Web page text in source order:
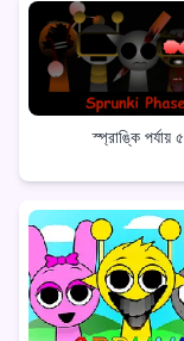
স্প্রাঙ্কি পর্যায় ৫